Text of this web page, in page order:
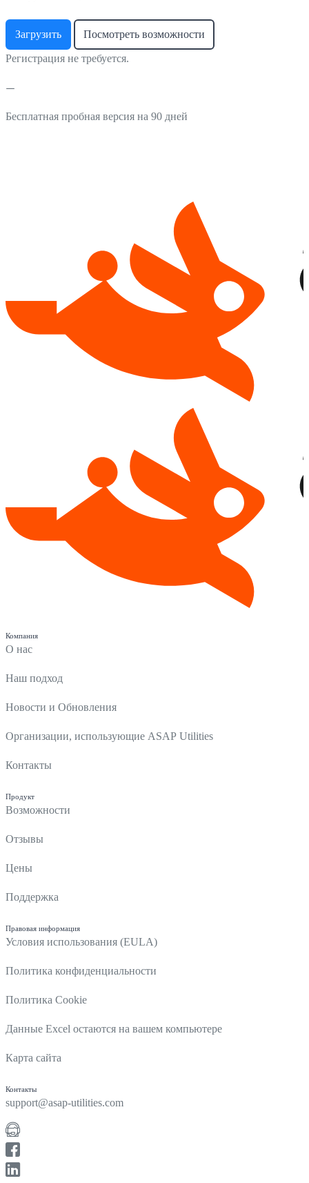
Загрузить Посмотреть возможности
Регистрация не требуется.
Бесплатная пробная версия на 90 дней
Компания
О нас
Наш подход
Новости и Обновления
Организации, использующие ASAP Utilities
Контакты
Продукт
Возможности
Отзывы
Цены
Поддержка
Правовая информация
Условия использования (EULA)
Политика конфиденциальности
Политика Cookie
Данные Excel остаются на вашем компьютере
Карта сайта
Контакты
support@asap-utilities.com